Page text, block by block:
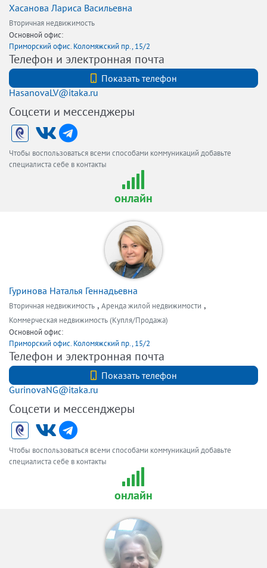
Хасанова Лариса Васильевна
Вторичная недвижимость
Основной офис:
Приморский офис. Коломяжский пр., 15/2
Телефон и электронная почта
Показать телефон
HasanovaLV@itaka.ru
Соцсети и мессенджеры
Чтобы воспользоваться всеми способами коммуникаций добавьте
специалиста себе в контакты
онлайн
Гуринова Наталья Геннадьевна
Вторичная недвижимость , Аренда жилой недвижимости ,
Коммерческая недвижимость (Купля/Продажа)
Основной офис:
Приморский офис. Коломяжский пр., 15/2
Телефон и электронная почта
Показать телефон
GurinovaNG@itaka.ru
Соцсети и мессенджеры
Чтобы воспользоваться всеми способами коммуникаций добавьте
специалиста себе в контакты
онлайн